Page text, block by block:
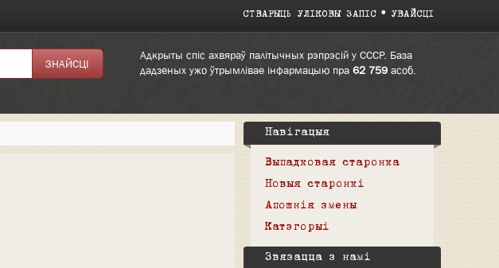
СТВАРЫЦЬ УЛІКОВЫ ЗАПІС УВАЙСЦІ
Адкрыты спіс ахвяраў палітычных рэпрэсій у СССР. База
дадзеных ужо ўтрымлівае інфармацыю пра 62 759асоб.
Навігацыя
Выпадковая старонка
Новыя старонкі
Апошнія змены
Катэгорыі
Звязацца з намі